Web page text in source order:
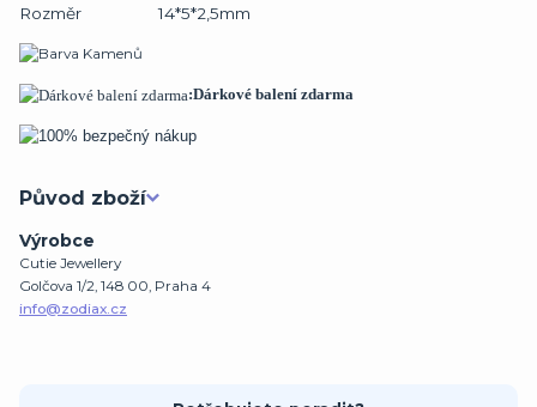
Rozměr 14*5*2,5mm
:Dárkové balení zdarma
Původ zboží
Výrobce
Cutie Jewellery
Golčova 1/2, 148 00, Praha 4
info@zodiax.cz